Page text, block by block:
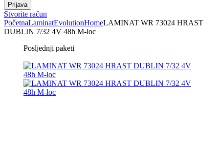
Stvorite račun
PočetnaLaminatEvolutionHomeLAMINAT WR 73024 HRAST
DUBLIN 7/32 4V 48h M-loc
Posljednji paketi